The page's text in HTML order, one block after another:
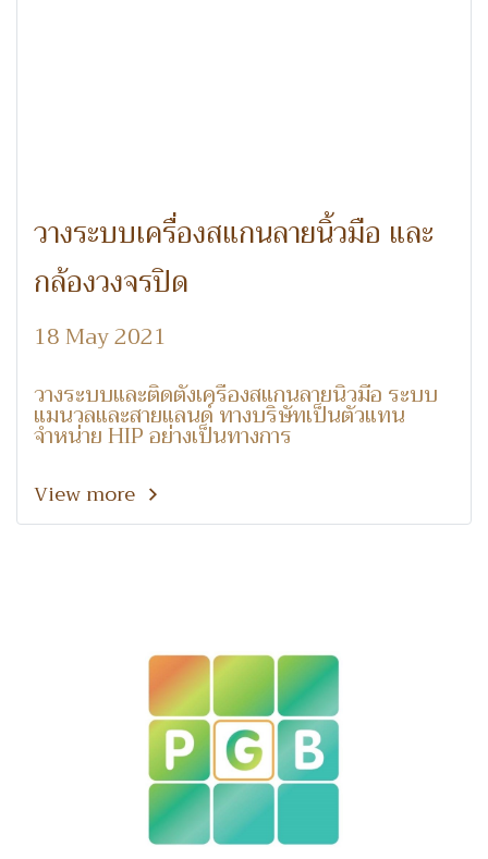
วางระบบเครื่องสแกนลายนิ้วมือ และ
กล้องวงจรปิด
18 May 2021
วางระบบและติดตั้งเครื่องสแกนลายนิ้วมือ ระบบ
แมนวลและสายแลนด์ ทางบริษัทเป็นตัวแทน
จำหน่าย HIP อย่างเป็นทางการ
View more